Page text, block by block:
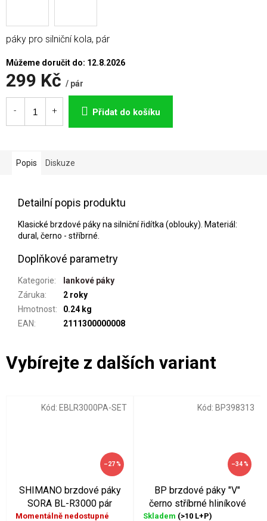
299 Kč / pár
Měrná
cena:
Můžeme doručit do: 12.8.2026
Přidat do košíku
páky pro silniční kola, pár
Popis Diskuze
Detailní popis produktu
Klasické brzdové páky na silniční řidítka (oblouky). Materiál:
dural, černo - stříbrné.
Doplňkové parametry
Kategorie:
lankové páky
Záruka:
2 roky
Hmotnost:
0.24 kg
EAN: 2111300000008
–27 %
SHIMANO brzdové páky
SORA BL-R3000 pár
Momentálně nedostupné
Kód: EBLR3000PA-SET
–34 %
BP brzdové páky "V"
černo stříbrné hliníkové
Skladem (>10 L+P)
Kód: BP398313